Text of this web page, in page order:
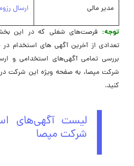
مدیر مالی ارسال
توجه: فرصت‌های شغلی که در این
تعدادی از آخرین آگهی های استخدام
بررسی تمامی آگهی‌های استخدامی و
شرکت مپصا، به صفحه ویژه این شرکت
کنید.
لیست آگهی‌های
شرکت مپصا